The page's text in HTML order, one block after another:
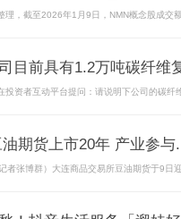
理，截至2026年1月9日，NMN概念股成交
目前具有1.2万吨碳纤维
投资者互动平台提问：请说明下公司的碳纤
期货上市20年 产业参与
者张博群）大连商品交易所豆油期货于9日